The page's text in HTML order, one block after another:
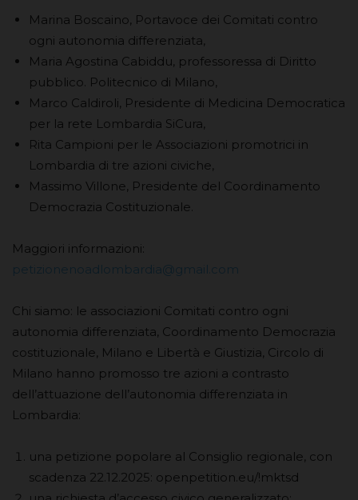
Marina Boscaino, Portavoce dei Comitati contro
ogni autonomia differenziata,
Maria Agostina Cabiddu, professoressa di Diritto
pubblico. Politecnico di Milano,
Marco Caldiroli, Presidente di Medicina Democratica
per la rete Lombardia SiCura,
Rita Campioni per le Associazioni promotrici in
Lombardia di tre azioni civiche,
Massimo Villone, Presidente del Coordinamento
Democrazia Costituzionale.
Maggiori informazioni:
petizionenoadlombardia@gmail.com
Chi siamo: le associazioni Comitati contro ogni
autonomia differenziata, Coordinamento Democrazia
costituzionale, Milano e Libertà e Giustizia, Circolo di
Milano hanno promosso tre azioni a contrasto
dell’attuazione dell’autonomia differenziata in
Lombardia:
una petizione popolare al Consiglio regionale, con
scadenza 22.12.2025: openpetition.eu/!mktsd